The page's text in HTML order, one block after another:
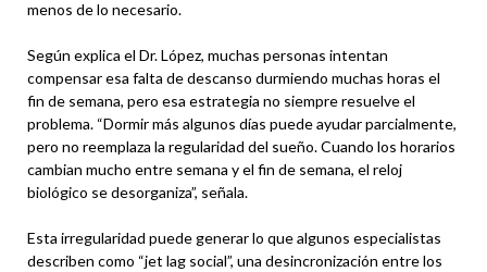
menos de lo necesario.
Según explica el Dr. López, muchas personas intentan
compensar esa falta de descanso durmiendo muchas horas el
fin de semana, pero esa estrategia no siempre resuelve el
problema. “Dormir más algunos días puede ayudar parcialmente,
pero no reemplaza la regularidad del sueño. Cuando los horarios
cambian mucho entre semana y el fin de semana, el reloj
biológico se desorganiza”, señala.
Esta irregularidad puede generar lo que algunos especialistas
describen como “jet lag social”, una desincronización entre los